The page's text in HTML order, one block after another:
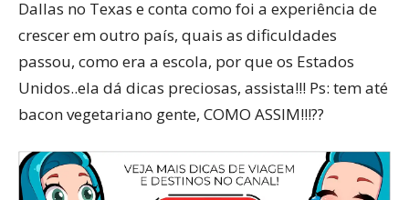
Dallas no Texas e conta como foi a experiência de
crescer em outro país, quais as dificuldades
passou, como era a escola, por que os Estados
Unidos..ela dá dicas preciosas, assista!!! Ps: tem até
bacon vegetariano gente, COMO ASSIM!!!??